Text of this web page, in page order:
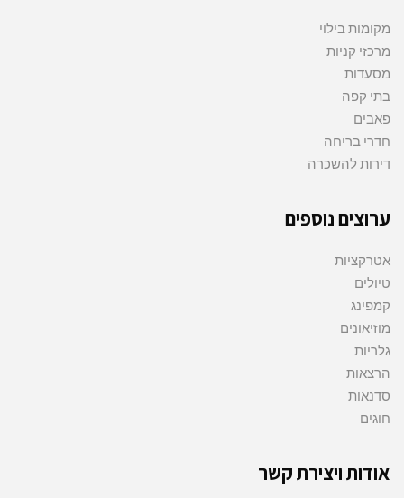
מקומות בילוי
מרכזי קניות
מסעדות
בתי קפה
פאבים
חדרי בריחה
דירות להשכרה
ערוצים נוספים
אטרקציות
טיולים
קמפינג
מוזיאונים
גלריות
הרצאות
סדנאות
חוגים
אודות ויצירת קשר